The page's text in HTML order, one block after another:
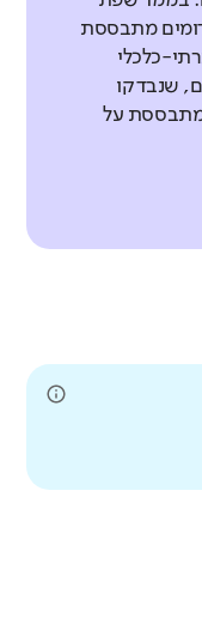
מתבססת
כלכלי
שנבדקו
מתבססת על